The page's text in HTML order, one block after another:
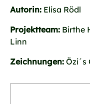
Autorin: Elisa Rödl
Projektteam: Birthe
Linn
Zeichnungen: Özi´s